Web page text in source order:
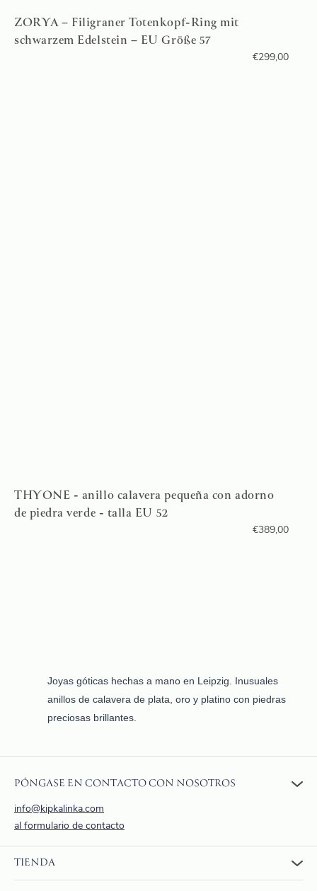
ZORYA – Filigraner Totenkopf-Ring mit
schwarzem Edelstein – EU Größe 57
€299,00
THYONE - anillo calavera pequeña con adorno
de piedra verde - talla EU 52
€389,00
Joyas góticas hechas a mano en Leipzig. Inusuales
anillos de calavera de plata, oro y platino con piedras
preciosas brillantes.
PÓNGASE EN CONTACTO CON NOSOTROS
info@kipkalinka.com
al formulario de contacto
TIENDA